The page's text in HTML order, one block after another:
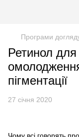
Програми
Ретинол
пігментації
27 січня 2020